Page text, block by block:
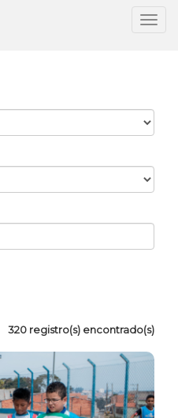
320 registro(s) encontrado(s)